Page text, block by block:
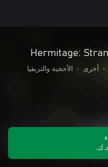
Hermitage:
• أخرى • الأحجية والتريفيا